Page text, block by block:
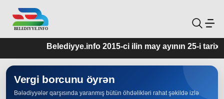
Belediyye.info 2015-ci ilin may ayının 25-i
Vergi borcunu öyrən
Bələdiyyələr qarşısında yaranmış bütün öhdəlikləri rahat şəkildə izlə